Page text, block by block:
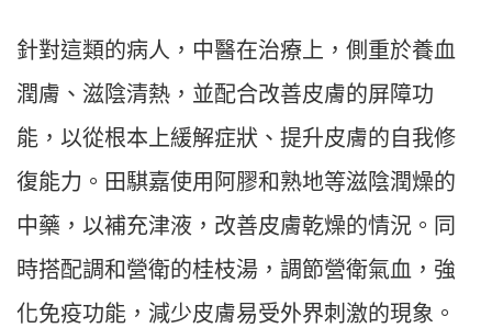
針對這類的病人，中醫在治療上，側重於養血
潤膚、滋陰清熱，並配合改善皮膚的屏障功
能，以從根本上緩解症狀、提升皮膚的自我修
復能力。田騏嘉使用阿膠和熟地等滋陰潤燥的
中藥，以補充津液，改善皮膚乾燥的情況。同
時搭配調和營衛的桂枝湯，調節營衛氣血，強
化免疫功能，減少皮膚易受外界刺激的現象。